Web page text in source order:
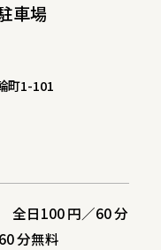
車場
町1-101
全日100 円／60 分
分無料